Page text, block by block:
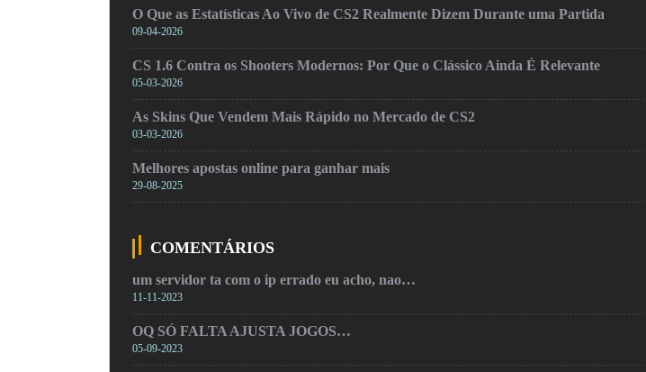
O Que as Estatísticas Ao Vivo de CS2 Realmente Dizem Durante uma Partida
09-04-2026
CS 1.6 Contra os Shooters Modernos: Por Que o Clássico Ainda É Relevante
05-03-2026
As Skins Que Vendem Mais Rápido no Mercado de CS2
03-03-2026
Melhores apostas online para ganhar mais
29-08-2025
COMENTÁRIOS
um servidor ta com o ip errado eu acho, nao…
11-11-2023
OQ SÓ FALTA AJUSTA JOGOS…
05-09-2023